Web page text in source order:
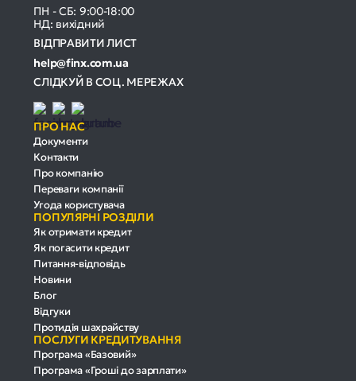
ПН - СБ: 9:00-18:00
НД: вихідний
ВІДПРАВИТИ ЛИСТ
help@finx.com.ua
СЛІДКУЙ В СОЦ. МЕРЕЖАХ
ПРО НАС
Документи
Контакти
Про компанію
Переваги компанії
Угода користувача
ПОПУЛЯРНІ РОЗДІЛИ
Як отримати кредит
Як погасити кредит
Питання-відповідь
Новини
Блог
Відгуки
Протидія шахрайству
ПОСЛУГИ КРЕДИТУВАННЯ
Програма «Базовий»
Програма «Гроші до зарплати»